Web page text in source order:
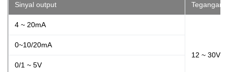
Sinyal output Tegangan
4 ~ 20mA
12 ~
0~10/20mA
0/1 ~ 5V